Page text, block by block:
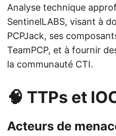
Analyse technique
SentinelLABS, visant à
PCPJack, ses
TeamPCP, et à fournir
la communauté CTI.
🧠 TTPs et
Acteurs de